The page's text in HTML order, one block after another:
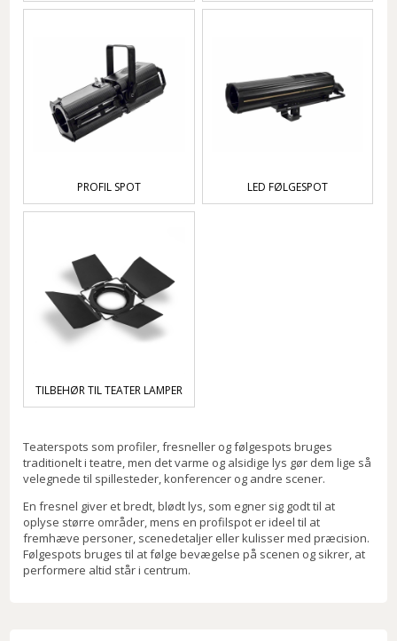
PROFIL SPOT LED FØLGESPOT
TILBEHØR TIL TEATER LAMPER
Teaterspots som profiler, fresneller og følgespots bruges
traditionelt i teatre, men det varme og alsidige lys gør dem lige så
velegnede til spillesteder, konferencer og andre scener.
En fresnel giver et bredt, blødt lys, som egner sig godt til at
oplyse større områder, mens en profilspot er ideel til at
fremhæve personer, scenedetaljer eller kulisser med præcision.
Følgespots bruges til at følge bevægelse på scenen og sikrer, at
performere altid står i centrum.